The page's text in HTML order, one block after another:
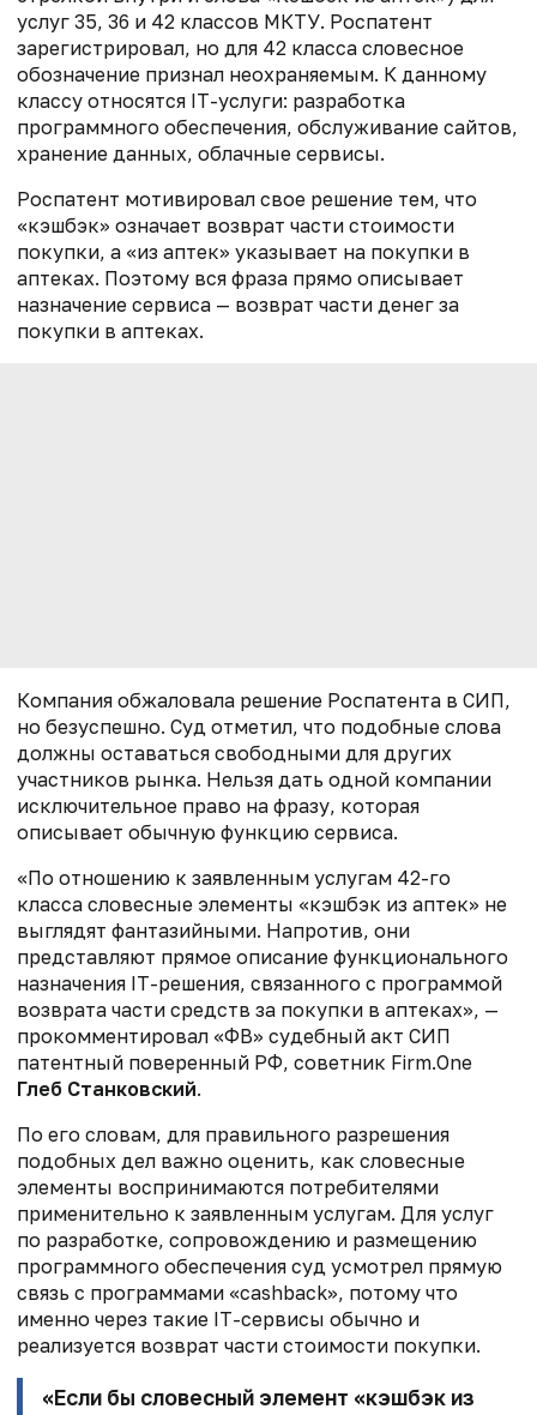
услуг 35, 36 и 42 классов МКТУ. Роспатент
зарегистрировал, но для 42 класса словесное
обозначение признал неохраняемым. К данному
классу относятся IT-услуги: разработка
программного обеспечения, обслуживание сайтов,
хранение данных, облачные сервисы.
Роспатент мотивировал свое решение тем, что
«кэшбэк» означает возврат части стоимости
покупки, а «из аптек» указывает на покупки в
аптеках. Поэтому вся фраза прямо описывает
назначение сервиса — возврат части денег за
покупки в аптеках.
Компания обжаловала решение Роспатента в СИП,
но безуспешно. Суд отметил, что подобные слова
должны оставаться свободными для других
участников рынка. Нельзя дать одной компании
исключительное право на фразу, которая
описывает обычную функцию сервиса.
«По отношению к заявленным услугам 42-го
класса словесные элементы «кэшбэк из аптек» не
выглядят фантазийными. Напротив, они
представляют прямое описание функционального
назначения IT-решения, связанного с программой
возврата части средств за покупки в аптеках», —
прокомментировал «ФВ» судебный акт СИП
патентный поверенный РФ, советник Firm.One
Глеб Станковский.
По его словам, для правильного разрешения
подобных дел важно оценить, как словесные
элементы воспринимаются потребителями
применительно к заявленным услугам. Для услуг
по разработке, сопровождению и размещению
программного обеспечения суд усмотрел прямую
связь с программами «cashback», потому что
именно через такие IT-сервисы обычно и
реализуется возврат части стоимости покупки.
«Если бы словесный элемент «кэшбэк из